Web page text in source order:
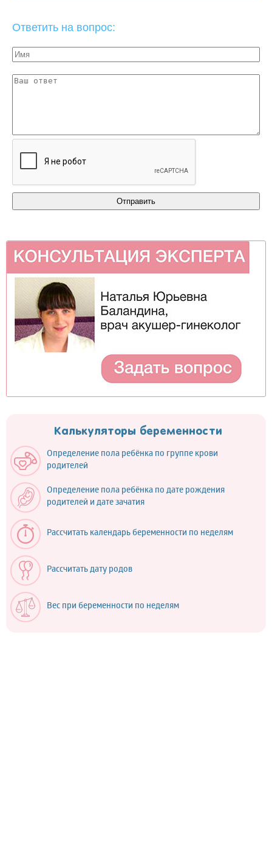
Ответить на вопрос:
Калькуляторы беременности
Определение пола ребёнка по группе крови
родителей
Определение пола ребёнка по дате рождения
родителей и дате зачатия
Рассчитать календарь беременности по неделям
Рассчитать дату родов
Вес при беременности по неделям